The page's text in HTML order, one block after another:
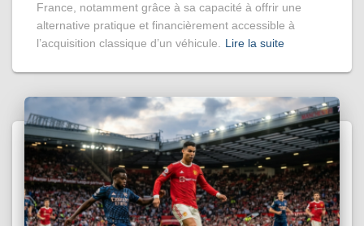
France, notamment grâce à sa capacité à offrir une
alternative pratique et financièrement accessible à
l’acquisition classique d’un véhicule. Lire la suite